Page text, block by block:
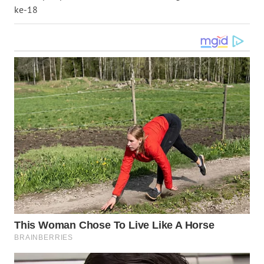
ke-18
NUSANTARA
WN
JOGJA
WN
JATIM
WN
BALI
WN
KALBAR
WN